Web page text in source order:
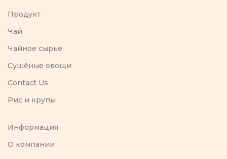
Продукт
Чай
Чайное сырье
Сушёные овощи
Contact Us
Рис и крупы
Информация
O компании